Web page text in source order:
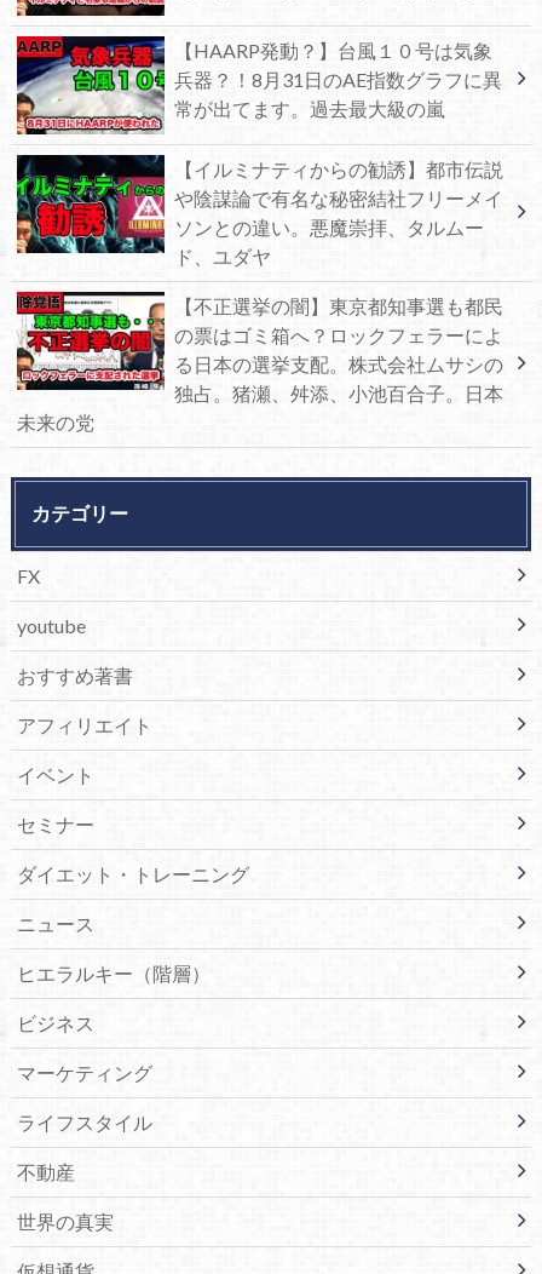
【HAARP発動？】台風１０号は気象
兵器？！8月31日のAE指数グラフに異
常が出てます。過去最大級の嵐
【イルミナティからの勧誘】都市伝説
や陰謀論で有名な秘密結社フリーメイ
ソンとの違い。悪魔崇拝、タルムー
ド、ユダヤ
【不正選挙の闇】東京都知事選も都民
の票はゴミ箱へ？ロックフェラーによ
る日本の選挙支配。株式会社ムサシの
独占。猪瀬、舛添、小池百合子。日本
未来の党
カテゴリー
FX
youtube
おすすめ著書
アフィリエイト
イベント
セミナー
ダイエット・トレーニング
ニュース
ヒエラルキー（階層）
ビジネス
マーケティング
ライフスタイル
不動産
世界の真実